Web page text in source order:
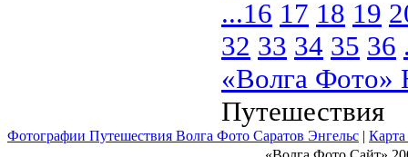
...16 17 18 19
32 33 34 35 36
«Волга Фото»
Путешествия
Фотографии Путешествия Волга Фото Саратов Энгельс | Карта